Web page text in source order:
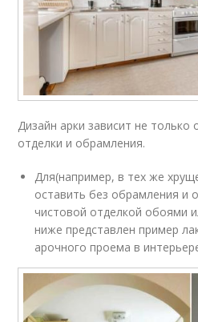
Дизайн арки зависит не
отделки и обрамления.
Для(например, в тех же
оставить без обрамления и
чистовой отделкой обоями
ниже представлен пример
арочного проема в